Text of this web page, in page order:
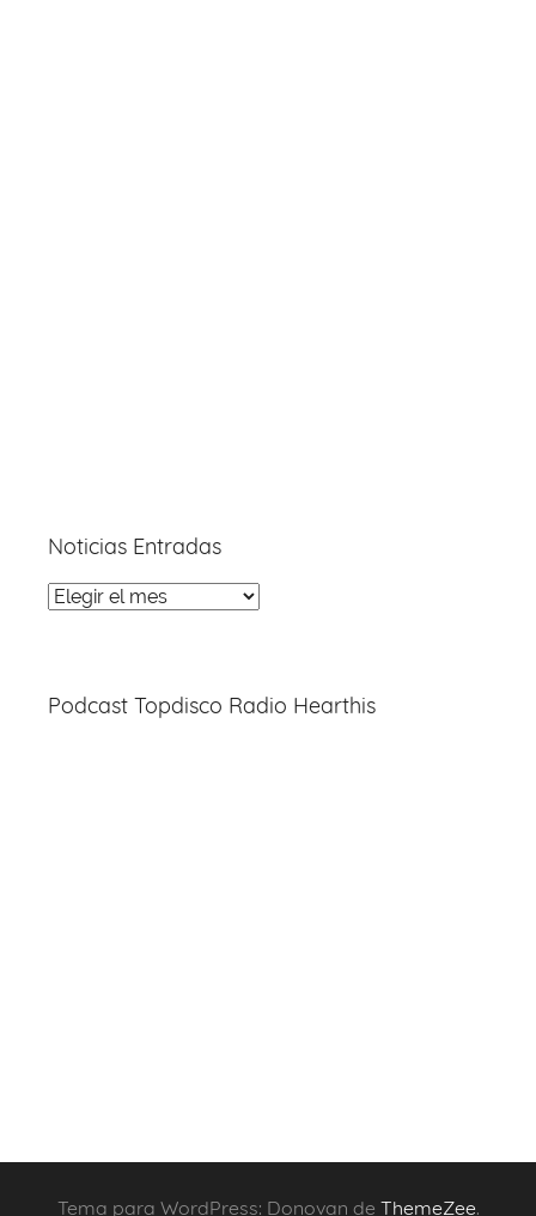
Noticias Entradas
Noticias
Podcast Topdisco Radio Hearthis
Tema para WordPress: Donovan de ThemeZee.